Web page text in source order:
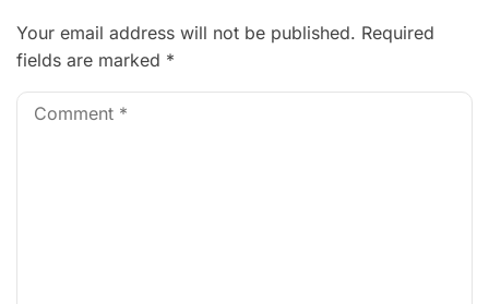
Your email address will not be published. Required
fields are marked *